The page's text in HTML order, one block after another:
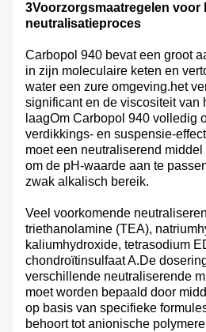
3Voorzorgsmaatregelen voor
neutralisatieproces
Carbopol 940 bevat een groot
in zijn moleculaire keten en
water een zure omgeving.het
significant en de viscositeit van
laagOm Carbopol 940 volledig
verdikkings- en suspensie-
moet een neutraliserend
om de pH-waarde aan te
zwak alkalisch bereik.
Veel voorkomende
triethanolamine (TEA),
kaliumhydroxide, tetrasodium
chondroïtinsulfaat A.De
verschillende neutraliserende
moet worden bepaald door
op basis van specifieke
behoort tot anionische